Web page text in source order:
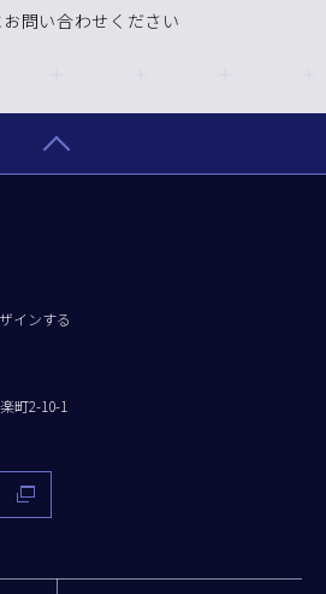
問い合わせください
インする
町2-10-1